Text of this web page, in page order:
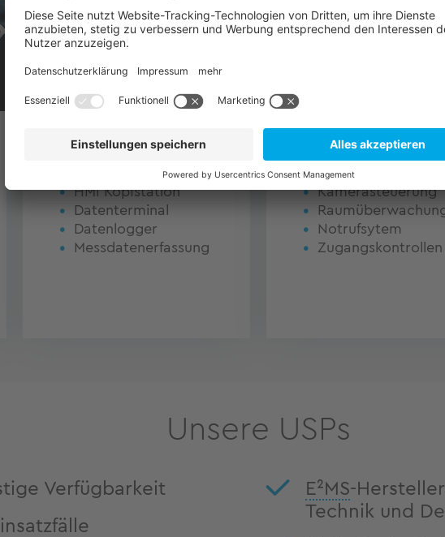
Industrieautomation
HMI Kopfstation
Datenterminal
Datenlogger
Messdatenerfassung
Kamerasteuerung
Notrufsytem
Zugangskontrollen
Unsere USPs
Verfügbarkeit
E²MS-
Technik und